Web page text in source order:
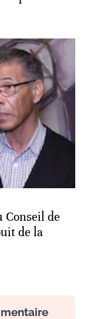
Conseil de
de la